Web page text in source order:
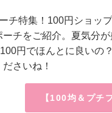
チ特集！ 100円ショッ
チをご紹介。夏気分
円でほんとに良いの
さいね！
【100均＆プチ